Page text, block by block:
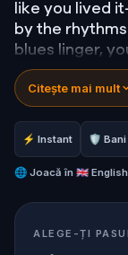
like you lived
by the
blues linger,
and it clicks. It
there. And
walking quest,
and move
heartbeat of
rhythm &
Citește mai mult
⚡ Instant 🛡 Bani
🌐 Joacă în 🇬🇧 English
ALEGE-ȚI